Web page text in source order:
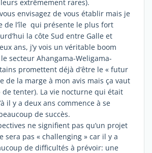
extrêmement rares).
envisagez de vous établir mais je
de l’île qui présente le plus fort
la côte Sud entre Galle et
ans, j’y vois un véritable boom
secteur Ahangama-Weligama-
promettent déjà d’être le « futur
de la marge à mon avis mais ça vaut
tenter). La vie nocturne qui était
il y a deux ans commence à se
de succès.
ne signifient pas qu’un projet
sera pas « challenging » car il y a
de difficultés à prévoir: une